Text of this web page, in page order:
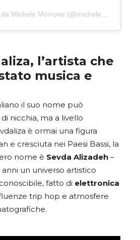
Un post condiviso da Michele Morrone (@michelemorrone)
l’artista che
musica e
il suo nome può
nicchia, ma a livello
è ormai una figura
e cresciuta nei Paesi Bassi, la
nome è Sevda Alizadeh –
un universo artistico
fatto di elettronica
trip hop e atmosfere